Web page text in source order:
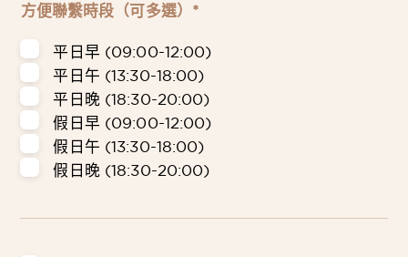
方便聯繫時段（可多選）*
平日早 (09:00-12:00)
平日午 (13:30-18:00)
平日晚 (18:30-20:00)
假日早 (09:00-12:00)
假日午 (13:30-18:00)
假日晚 (18:30-20:00)